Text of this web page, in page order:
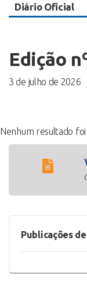
Diário Oficial
Edição
3 de julho de 2026
Nenhum resultado
Publicações